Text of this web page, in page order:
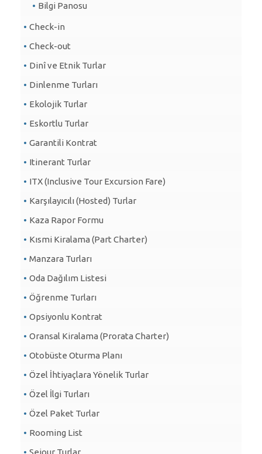
Bilgi Panosu
Check-in
Check-out
Dinî ve Etnik Turlar
Dinlenme Turları
Ekolojik Turlar
Eskortlu Turlar
Garantili Kontrat
Itinerant Turlar
ITX (Inclusive Tour Excursion Fare)
Karşılayıcılı (Hosted) Turlar
Kaza Rapor Formu
Kısmi Kiralama (Part Charter)
Manzara Turları
Oda Dağılım Listesi
Öğrenme Turları
Opsiyonlu Kontrat
Oransal Kiralama (Prorata Charter)
Otobüste Oturma Planı
Özel İhtiyaçlara Yönelik Turlar
Özel İlgi Turları
Özel Paket Turlar
Rooming List
Sejour Turlar